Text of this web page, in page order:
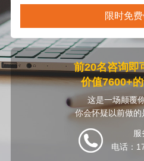
限时免
前20名咨询即
价值7600+
这是一场颠覆
你会怀疑以前做
服
电话：